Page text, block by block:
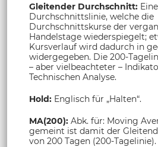
Gleitender Durchschnitt:
Durchschnittslinie, welche die
Durchschnittskurse der
Handelstage wiederspiegelt;
Kursverlauf wird dadurch in
widergegeben. Die 200-
– aber vielbeachteter –
Technischen Analyse.
Hold: Englisch für „Halten“.
MA(200): Abk. für: Moving
gemeint ist damit der
von 200 Tagen (200-Tagelinie).